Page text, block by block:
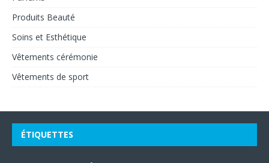
Produits Beauté
Soins et Esthétique
Vêtements cérémonie
Vêtements de sport
ÉTIQUETTES